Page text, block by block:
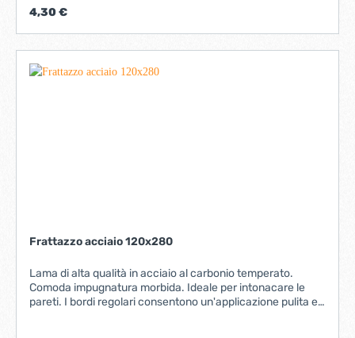
4,30 €
Frattazzo acciaio 120x280
Lama di alta qualità in acciaio al carbonio temperato.
Comoda impugnatura morbida. Ideale per intonacare le
pareti. I bordi regolari consentono un'applicazione pulita e